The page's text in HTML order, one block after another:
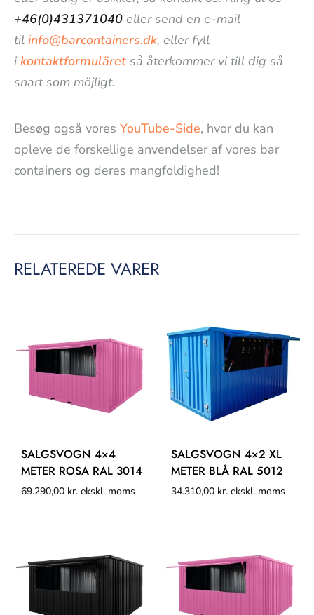
+46(0)431371040 eller send en e-mail
til info@barcontainers.dk, eller fyll
i kontaktformuläret så återkommer vi till dig så
snart som möjligt.
Besøg også vores YouTube-Side, hvor du kan
opleve de forskellige anvendelser af vores bar
containers og deres mangfoldighed!
RELATEREDE VARER
SALGSVOGN 4×4
METER ROSA RAL 3014
69.290,00 kr. ekskl. moms
SALGSVOGN 4×2 XL
METER BLÅ RAL 5012
34.310,00 kr. ekskl. moms